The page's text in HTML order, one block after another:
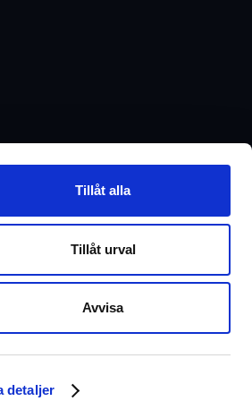
detaljer
Tillåt alla
Tillåt urval
Avvisa
Inrego arbetar?